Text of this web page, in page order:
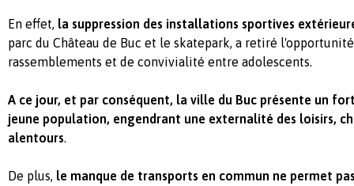
En effet, la suppression des installations sportives
parc du Château de Buc et le skatepark, a retiré
rassemblements et de convivialité entre adolescents.
A ce jour, et par conséquent, la ville du Buc présente un
jeune population, engendrant une externalité des loisirs,
alentours.
De plus, le manque de transports en commun ne permet